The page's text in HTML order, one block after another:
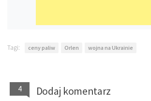
Tagi: ceny paliw Orlen wojna na Ukrainie
4 Dodaj komentarz